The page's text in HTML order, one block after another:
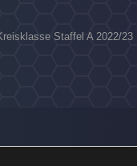
Staffel A 2022/23